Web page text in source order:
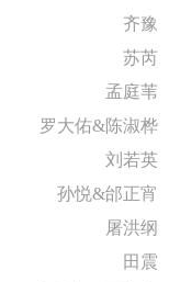
齐豫
苏芮
孟庭苇
罗大佑&陈淑桦
刘若英
孙悦&邰正宵
屠洪纲
田震